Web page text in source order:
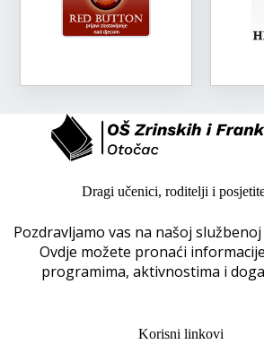
Dragi učenici, roditelji i
Pozdravljamo vas na našoj
Ovdje možete pronaći
programima, aktivnostima i
Korisni linkovi